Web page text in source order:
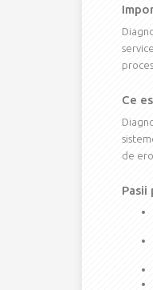
Ce
de
Pasii